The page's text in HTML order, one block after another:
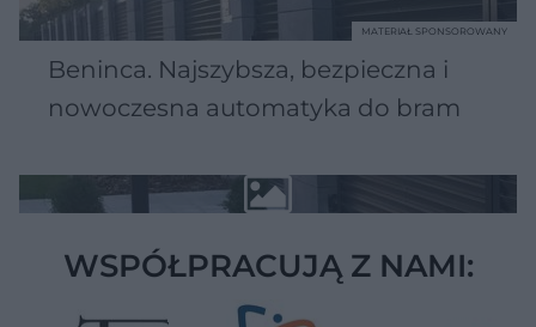
Beninca. Najszybsza, bezpieczna i
nowoczesna automatyka do bram
MATERIAŁ SPONSOROWANY
WSPÓŁPRACUJĄ Z NAMI: